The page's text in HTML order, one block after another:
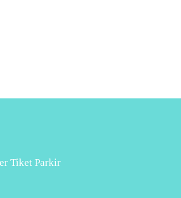
Tiket Parkir